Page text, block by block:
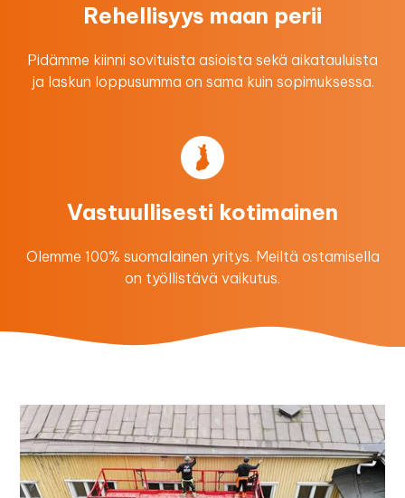
Rehellisyys maan perii
Pidämme kiinni sovituista asioista sekä aikatauluista
ja laskun loppusumma on sama kuin sopimuksessa.
Vastuullisesti kotimainen
Olemme 100% suomalainen yritys. Meiltä ostamisella
on työllistävä vaikutus.